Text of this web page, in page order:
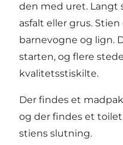
den med uret. Langt
asfalt eller grus.
barnevogne og lign.
starten, og flere
kvalitetsstiskilte.
Der findes et
og der findes et
stiens slutning.